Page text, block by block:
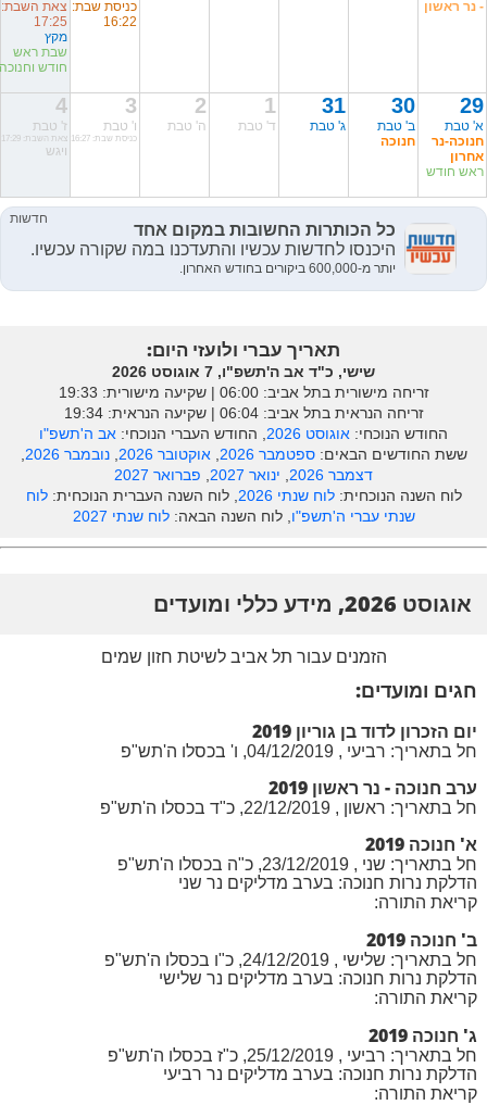
- נר ראשון
כניסת שבת:
16:22
צאת השבת:
17:25
מקץ
שבת ראש
חודש וחנוכה
29
א' טבת
חנוכה-נר
אחרון
ראש חודש
30
ב' טבת
חנוכה
31
ג' טבת
1
ד' טבת
2
ה' טבת
3
ו' טבת
כניסת שבת: 16:27
4
ז' טבת
צאת השבת: 17:29
ויגש
תאריך עברי ולועזי היום:
שישי, כ"ד אב ה'תשפ"ו, 7 אוגוסט 2026
זריחה מישורית בתל אביב: ‎06:00 | שקיעה מישורית: 19:33
זריחה הנראית בתל אביב: ‎06:04 | שקיעה הנראית: 19:34
החודש הנוכחי: אוגוסט 2026 , החודש העברי הנוכחי: אב ה'תשפ"ו
ששת החודשים הבאים:ספטמבר 2026 ,אוקטובר 2026 ,נובמבר 2026
,
דצמבר 2026
, ינואר 2027 , פברואר 2027
לוח השנה הנוכחית:לוח שנתי 2026 , לוח השנה העברית הנוכחית:לוח
שנתי עברי ה'תשפ"ו, לוח השנה הבאה:לוח שנתי 2027
אוגוסט 2026, מידע כללי ומועדים
הזמנים עבור תל אביב לשיטת חזון שמים
חגים ומועדים:
יום הזכרון לדוד בן גוריון 2019
חל בתאריך: רביעי , 04/12/2019, ו' בכסלו ה'תש"פ
ערב חנוכה - נר ראשון 2019
חל בתאריך: ראשון , 22/12/2019, כ"ד בכסלו ה'תש"פ
א' חנוכה 2019
חל בתאריך: שני , 23/12/2019, כ"ה בכסלו ה'תש"פ
הדלקת נרות חנוכה: בערב מדליקים נר שני
קריאת התורה:
ב' חנוכה 2019
חל בתאריך: שלישי , 24/12/2019, כ"ו בכסלו ה'תש"פ
הדלקת נרות חנוכה: בערב מדליקים נר שלישי
קריאת התורה:
ג' חנוכה 2019
חל בתאריך: רביעי , 25/12/2019, כ"ז בכסלו ה'תש"פ
הדלקת נרות חנוכה: בערב מדליקים נר רביעי
קריאת התורה: